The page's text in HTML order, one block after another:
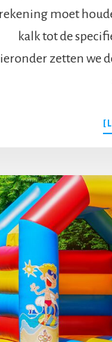
rekening moet
kalk tot de
zetten we